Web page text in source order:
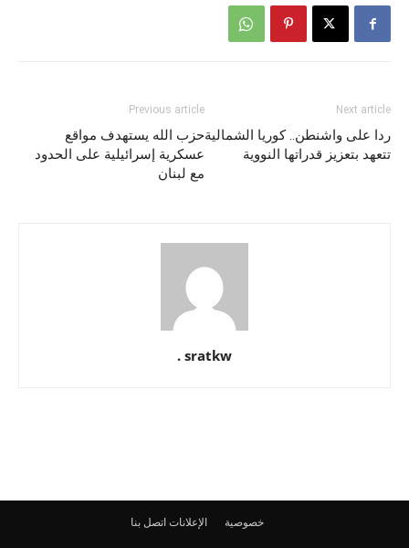
Previous article
حزب الله يستهدف مواقع
عسكرية إسرائيلية على الحدود
مع لبنان
Next article
ردا على واشنطن.. كوريا الشمالية
تتعهد بتعزيز قدراتها النووية
sratkw .
خصوصية الإعلاناتاتصل بنا